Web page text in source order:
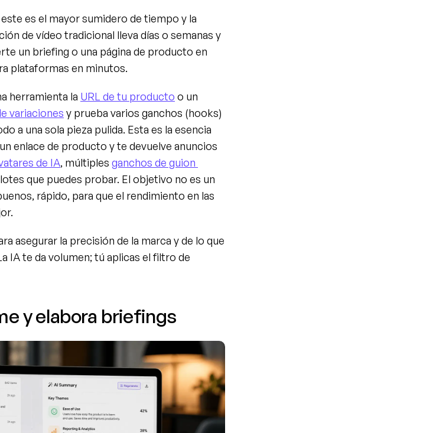
es el mayor sumidero de tiempo y la
de vídeo tradicional lleva días o semanas y
un briefing o una página de producto en
plataformas en minutos.
herramienta la URL de tu producto o un
variaciones y prueba varios ganchos (hooks)
a una sola pieza pulida. Esta es la esencia
enlace de producto y te devuelve anuncios
de IA, múltiples ganchos de guion
que puedes probar. El objetivo no es un
rápido, para que el rendimiento en las
asegurar la precisión de la marca y de lo que
IA te da volumen; tú aplicas el filtro de
y elabora briefings